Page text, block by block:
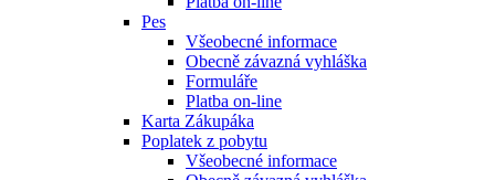
Pes
Všeobecné informace
Obecně závazná vyhláška
Formuláře
Platba on-line
Karta Zákupáka
Poplatek z pobytu
Všeobecné informace